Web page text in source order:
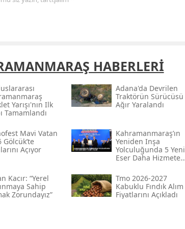
Tekirdağ
Şanlıurfa
HABERLERİ
Yarışı'nın Ilk
Tamamlandı
Adana'da Devrilen
Traktörün Sürücüsü
Ağır Yaralandı
Mavi Vatan
Gölcük’te
Açıyor
Kahramanmaraş’ın
Yeniden Inşa
Yolculuğunda 5 Yeni
Eser Daha Hizmete
Kacır: “yerel
Sahip
Zorundayız”
Tmo 2026-2027
Kabuklu Fındık Alım
Fiyatlarını Açıkladı